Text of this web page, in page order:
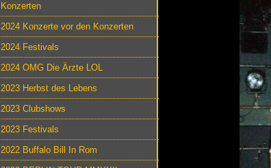
Konzerten
2024 Konzerte vor den Konzerten
2024 Festivals
2024 OMG Die Ärzte LOL
2023 Herbst des Lebens
2023 Clubshows
2023 Festivals
2022 Buffalo Bill In Rom